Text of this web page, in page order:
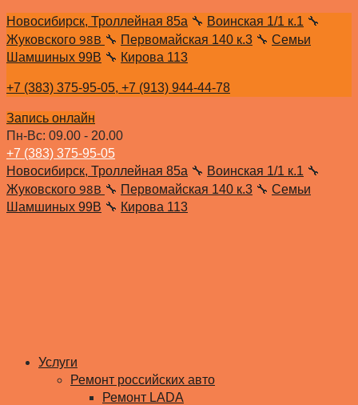
Новосибирск, Троллейная 85а 🔧 Воинская 1/1 к.1 🔧
Жуковского 98В 🔧 Первомайская 140 к.3 🔧 Семьи
Шамшиных 99В 🔧 Кирова 113
+7 (383) 375-95-05, +7 (913) 944-44-78
Запись онлайн
Пн-Вс: 09.00 - 20.00
+7 (383) 375-95-05
Новосибирск, Троллейная 85а 🔧 Воинская 1/1 к.1 🔧
Жуковского 98В 🔧 Первомайская 140 к.3 🔧 Семьи
Шамшиных 99В 🔧 Кирова 113
Услуги
Ремонт российских авто
Ремонт LADA